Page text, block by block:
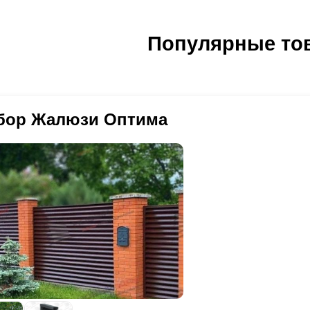
и изготавливаем ламели для заборов. Существуют некоторые
скорость установки забора на участке. Полимерно-
в толщине стали, ни в цветовой палитре, ни в
из каталога RAL. Так же толщину стали от 0,5 до 1,5 мм. И
стали производится в специальном цехе со строгим
от 60 до 100 микрон.
и разной трудоемкостью на их изготовления. Если на
50 мм, высотой ламелей 110 мм без перекрытия потребуется
Популярные
Жалюзи Оптима